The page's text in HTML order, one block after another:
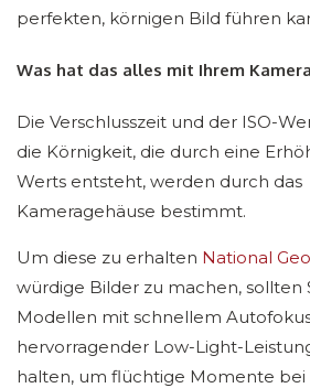
perfekten, körnigen Bild führen
Was hat das alles mit Ihrem
Die Verschlusszeit und der ISO-
die Körnigkeit, die durch eine
Werts entsteht, werden durch das
Kameragehäuse bestimmt.
Um diese zu erhalten National
würdige Bilder zu machen, sollten
Modellen mit schnellem
hervorragender Low-Light-
halten, um flüchtige Momente bei